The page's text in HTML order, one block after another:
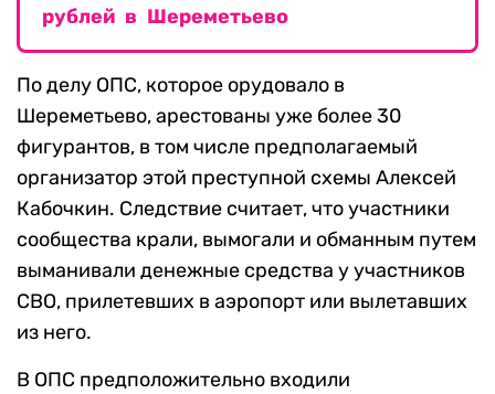
рублей в Шереметьево
По делу ОПС, которое орудовало в
Шереметьево, арестованы уже более 30
фигурантов, в том числе предполагаемый
организатор этой преступной схемы Алексей
Кабочкин. Следствие считает, что участники
сообщества крали, вымогали и обманным путем
выманивали денежные средства у участников
СВО, прилетевших в аэропорт или вылетавших
из него.
В ОПС предположительно входили